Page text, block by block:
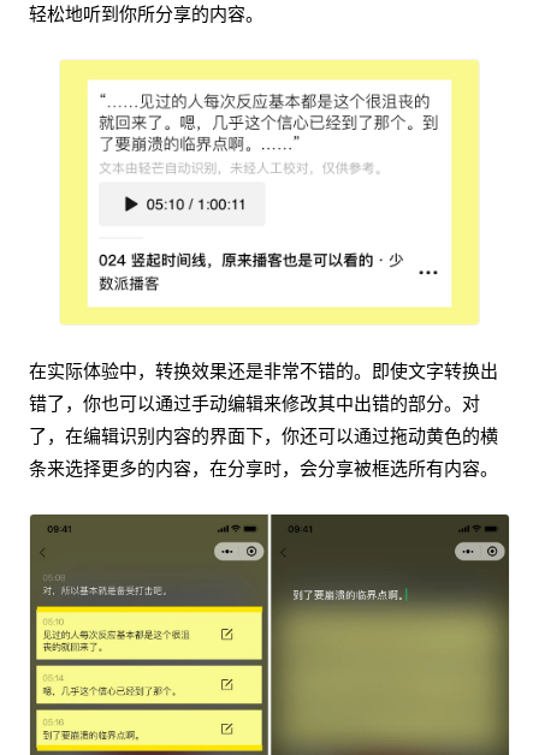
轻松地听到你所分享的内容。
在实际体验中，转换效果还是非常不错的。即使文字转换出
错了，你也可以通过手动编辑来修改其中出错的部分。对
了，在编辑识别内容的界面下，你还可以通过拖动黄色的横
条来选择更多的内容，在分享时，会分享被框选所有内容。